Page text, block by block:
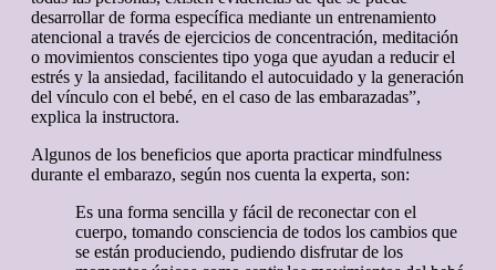
desarrollar de forma específica mediante un entrenamiento
atencional a través de ejercicios de concentración, meditación
o movimientos conscientes tipo yoga que ayudan a reducir el
estrés y la ansiedad, facilitando el autocuidado y la generación
del vínculo con el bebé, en el caso de las embarazadas”,
explica la instructora.
Algunos de los beneficios que aporta practicar mindfulness
durante el embarazo, según nos cuenta la experta, son:
Es una forma sencilla y fácil de reconectar con el
cuerpo, tomando consciencia de todos los cambios que
se están produciendo, pudiendo disfrutar de los